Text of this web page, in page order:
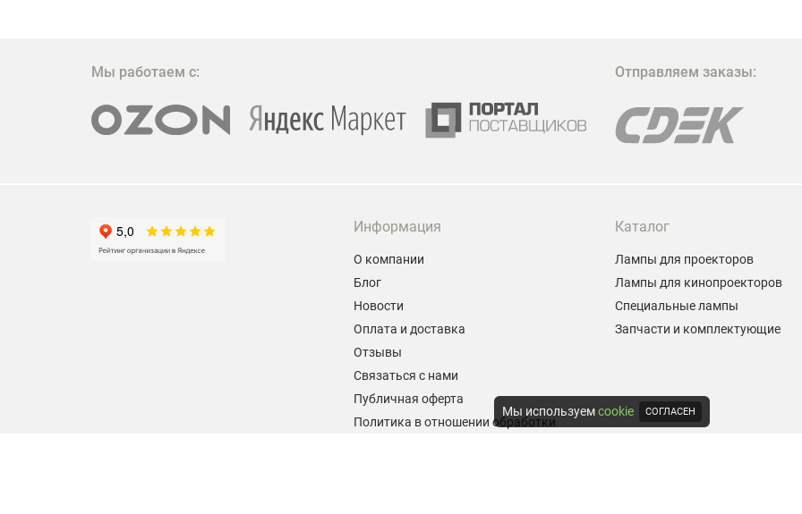
эффективных и бюджетных способов стать
проектора.
Мы работаем с: Отправляем заказы:
Информация
О компании
Блог
Новости
Оплата и доставка
Отзывы
Связаться с нами
Публичная оферта
Политика в отношении обработки
Каталог
Лампы для проекторов
Лампы для кинопроекторов
Специальные лампы
Запчасти и комплектующие
Мы используемcookie СОГЛАСЕН